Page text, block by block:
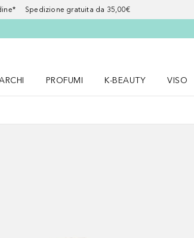
Spedizione gratuita da 35,00€
PROFUMI
K-BEAUTY
VISO